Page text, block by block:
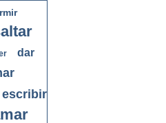
dar
escribir